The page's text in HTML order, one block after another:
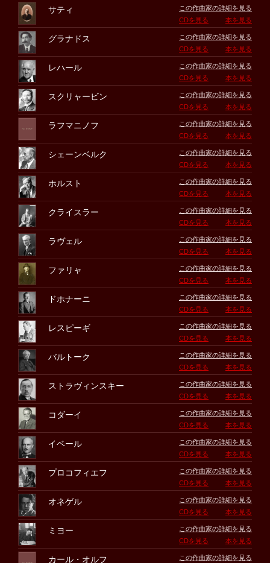
サティ
この作曲家の詳細を見る
CDを見る
本を見る
グラナドス
この作曲家の詳細を見る
CDを見る
本を見る
レハール
この作曲家の詳細を見る
CDを見る
本を見る
スクリャービン
この作曲家の詳細を見る
CDを見る
本を見る
ラフマニノフ
この作曲家の詳細を見る
CDを見る
本を見る
シェーンベルク
この作曲家の詳細を見る
CDを見る
本を見る
ホルスト
この作曲家の詳細を見る
CDを見る
本を見る
クライスラー
この作曲家の詳細を見る
CDを見る
本を見る
ラヴェル
この作曲家の詳細を見る
CDを見る
本を見る
ファリャ
この作曲家の詳細を見る
CDを見る
本を見る
ドホナーニ
この作曲家の詳細を見る
CDを見る
本を見る
レスピーギ
この作曲家の詳細を見る
CDを見る
本を見る
バルトーク
この作曲家の詳細を見る
CDを見る
本を見る
ストラヴィンスキー
この作曲家の詳細を見る
CDを見る
本を見る
コダーイ
この作曲家の詳細を見る
CDを見る
本を見る
イベール
この作曲家の詳細を見る
CDを見る
本を見る
プロコフィエフ
この作曲家の詳細を見る
CDを見る
本を見る
オネゲル
この作曲家の詳細を見る
CDを見る
本を見る
ミヨー
この作曲家の詳細を見る
CDを見る
本を見る
カール・オルフ
この作曲家の詳細を見る